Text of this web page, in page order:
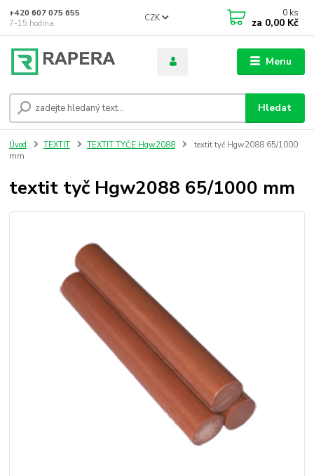
Menu
CZK
Hledat
+420 607 075 655
7-15 hodina
0 ks
za 0,00 Kč
Úvod TEXTIT TEXTIT TYČE Hgw2088
textit tyč Hgw2088 65/1000
mm
textit tyč Hgw2088 65/1000 mm